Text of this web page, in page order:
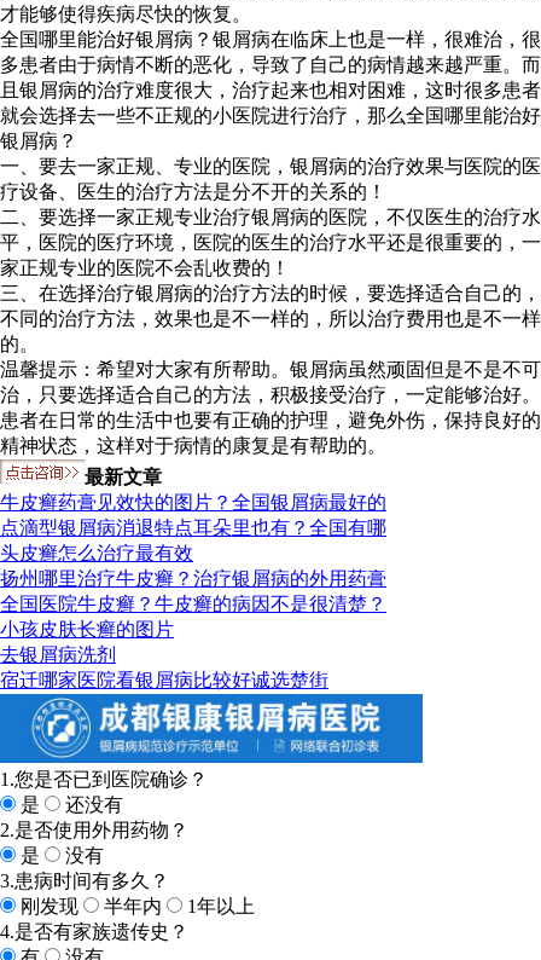
才能够使得疾病尽快的恢复。
全国哪里能治好银屑病？银屑病在临床上也是一样，很难治，很
多患者由于病情不断的恶化，导致了自己的病情越来越严重。而
且银屑病的治疗难度很大，治疗起来也相对困难，这时很多患者
就会选择去一些不正规的小医院进行治疗，那么全国哪里能治好
银屑病？
一、要去一家正规、专业的医院，银屑病的治疗效果与医院的医
疗设备、医生的治疗方法是分不开的关系的！
二、要选择一家正规专业治疗银屑病的医院，不仅医生的治疗水
平，医院的医疗环境，医院的医生的治疗水平还是很重要的，一
家正规专业的医院不会乱收费的！
三、在选择治疗银屑病的治疗方法的时候，要选择适合自己的，
不同的治疗方法，效果也是不一样的，所以治疗费用也是不一样
的。
温馨提示：希望对大家有所帮助。银屑病虽然顽固但是不是不可
治，只要选择适合自己的方法，积极接受治疗，一定能够治好。
患者在日常的生活中也要有正确的护理，避免外伤，保持良好的
精神状态，这样对于病情的康复是有帮助的。
最新文章
牛皮癣药膏见效快的图片？全国银屑病最好的
点滴型银屑病消退特点耳朵里也有？全国有哪
头皮癣怎么治疗最有效
扬州哪里治疗牛皮癣？治疗银屑病的外用药膏
全国医院牛皮癣？牛皮癣的病因不是很清楚？
小孩皮肤长癣的图片
去银屑病洗剂
宿迁哪家医院看银屑病比较好诚选楚街
1.您是否已到医院确诊？
是
还没有
2.是否使用外用药物？
是
没有
3.患病时间有多久？
刚发现
半年内
1年以上
4.是否有家族遗传史？